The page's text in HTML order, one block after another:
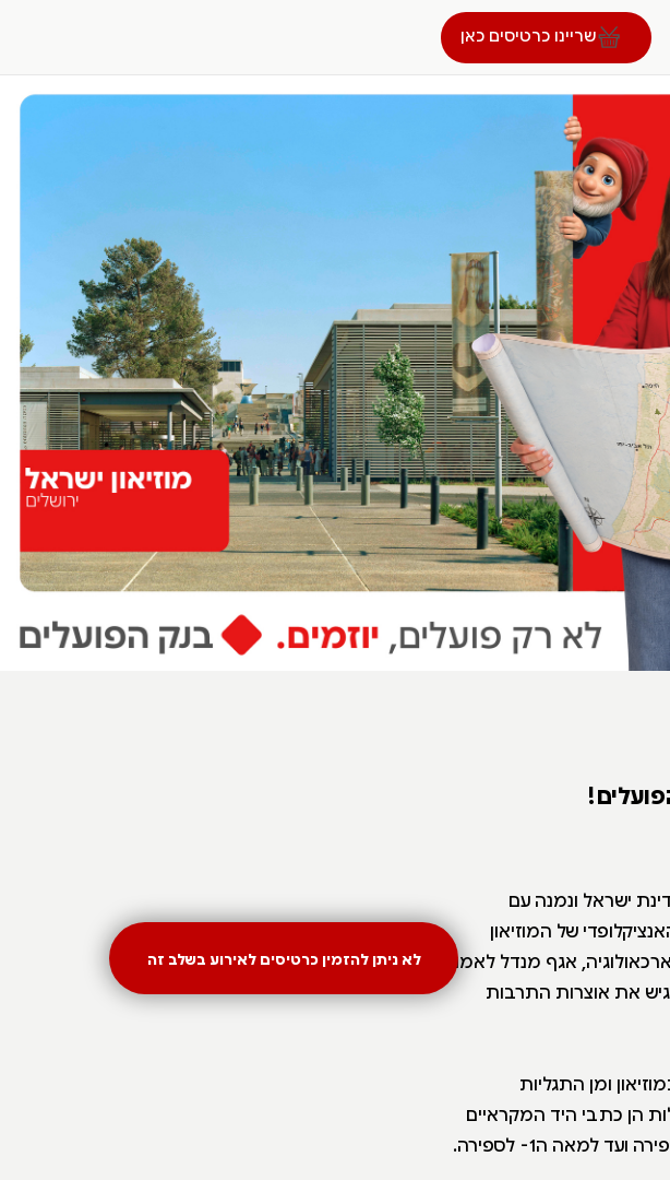
שריינו כרטיסים כאן
ישראל ונמנה עם
של המוזיאון
אגף מנדל לאמנות
את אוצרות התרבות
ומן התגליות
הן כתבי היד המקראיים
לא ניתן להזמין כרטיסים לאירוע בשלב זה